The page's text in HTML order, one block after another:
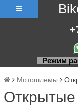
Режим
Мотошлемы
Открытые